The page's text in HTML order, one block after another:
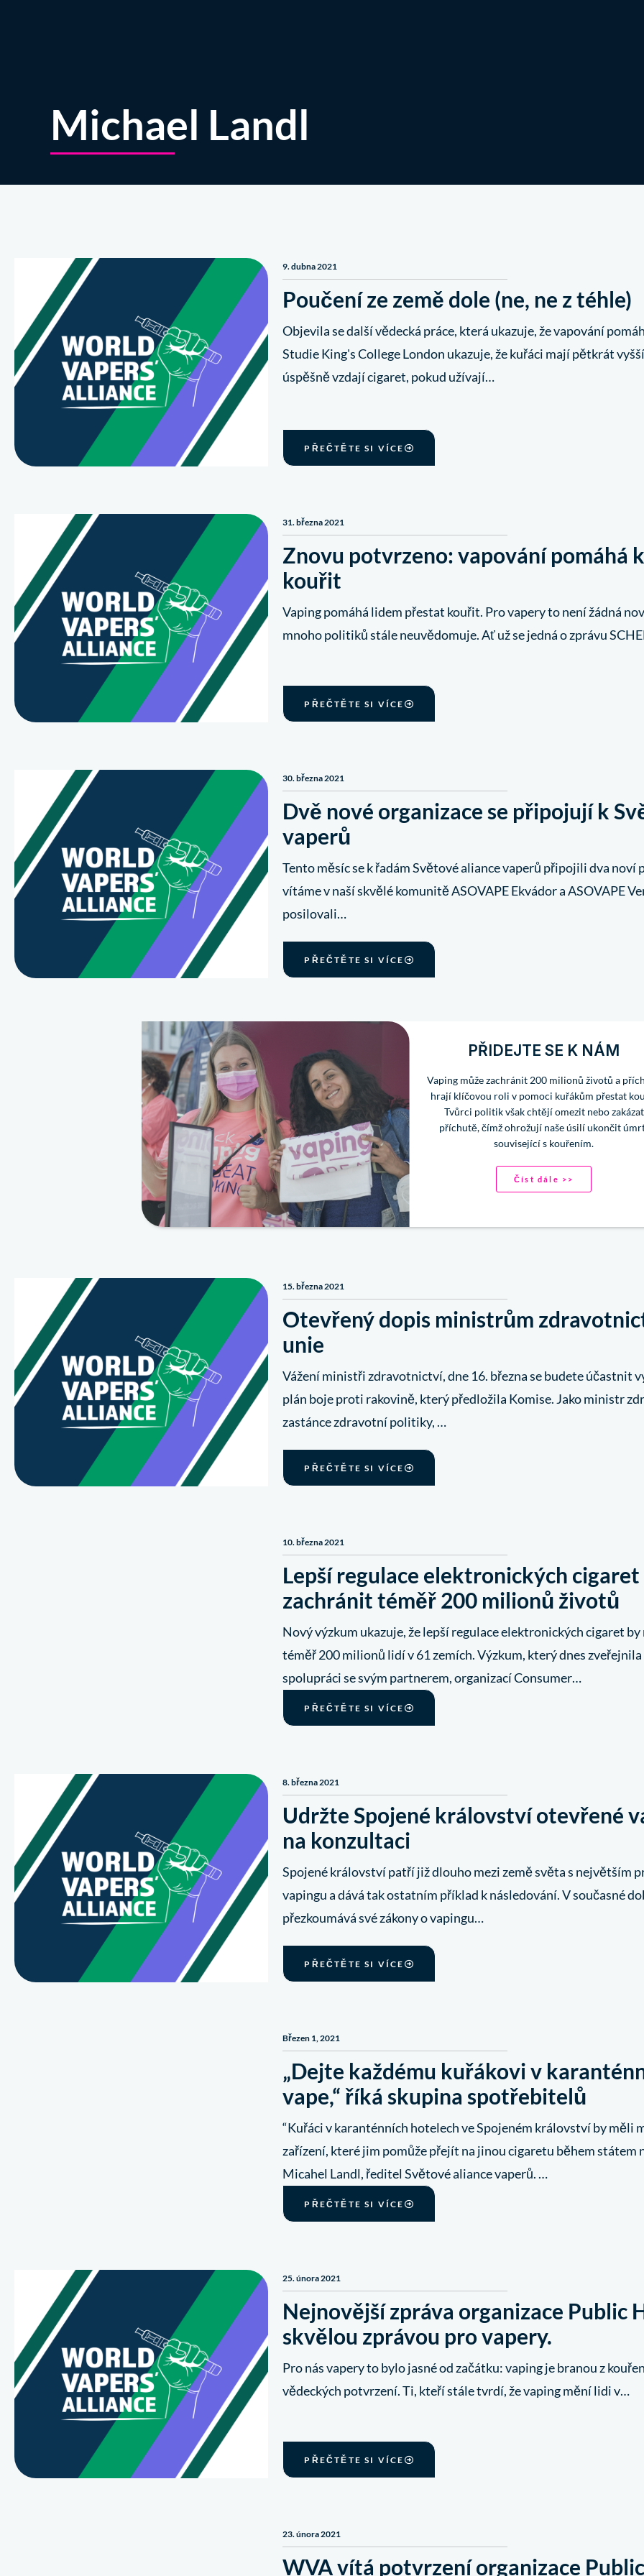
Michael Landl
9. dubna 2021
Poučení ze země dole (ne, ne z téhle)
Objevila se další vědecká práce, která ukazuje, že vapování
Studie King's College London ukazuje, že kuřáci mají pětkrát
úspěšně vzdají cigaret, pokud užívají…
PŘEČTĚTE SI VÍCE
31. března 2021
Znovu potvrzeno: vapování pomáhá
kouřit
Vaping pomáhá lidem přestat kouřit. Pro vapery to není žádná
mnoho politiků stále neuvědomuje. Ať už se jedná o zprávu
PŘEČTĚTE SI VÍCE
30. března 2021
Dvě nové organizace se připojují k
vaperů
Tento měsíc se k řadám Světové aliance vaperů připojili dva noví
vítáme v naší skvělé komunitě ASOVAPE Ekvádor a ASOVAPE
posilovali…
PŘEČTĚTE SI VÍCE
PŘIDEJTE SE K NÁM
Vaping může zachránit 200 milionů životů a
hrají klíčovou roli v pomoci kuřákům přestat
Tvůrci politik však chtějí omezit nebo zakázat
příchutě, čímž ohrožují naše úsilí ukončit
související s kouřením.
Číst dále >>
15. března 2021
Otevřený dopis ministrům
unie
Vážení ministři zdravotnictví, dne 16. března se budete účastnit
plán boje proti rakovině, který předložila Komise. Jako ministr
zastánce zdravotní politiky, …
PŘEČTĚTE SI VÍCE
10. března 2021
Lepší regulace elektronických cigaret
zachránit téměř 200 milionů životů
Nový výzkum ukazuje, že lepší regulace elektronických cigaret
téměř 200 milionů lidí v 61 zemích. Výzkum, který dnes
spolupráci se svým partnerem, organizací Consumer…
PŘEČTĚTE SI VÍCE
8. března 2021
Udržte Spojené království otevřené
na konzultaci
Spojené království patří již dlouho mezi země světa s největším
vapingu a dává tak ostatním příklad k následování. V současné
přezkoumává své zákony o vapingu…
PŘEČTĚTE SI VÍCE
Březen 1, 2021
„Dejte každému kuřákovi v
vape,“ říká skupina spotřebitelů
“Kuřáci v karanténních hotelech ve Spojeném království by měli
zařízení, které jim pomůže přejít na jinou cigaretu během státem
Micahel Landl, ředitel Světové aliance vaperů. …
PŘEČTĚTE SI VÍCE
25. února 2021
Nejnovější zpráva organizace Public
skvělou zprávou pro vapery.
Pro nás vapery to bylo jasné od začátku: vaping je branou z
vědeckých potvrzení. Ti, kteří stále tvrdí, že vaping mění lidi v…
PŘEČTĚTE SI VÍCE
23. února 2021
WVA vítá potvrzení organizace